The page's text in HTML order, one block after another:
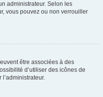
administrateur. Selon les
vous pouvez ou non verrouiller
être associées à des
d’utiliser des icônes de